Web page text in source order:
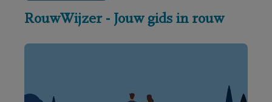
RouwWijzer - Jouw gids in rouw